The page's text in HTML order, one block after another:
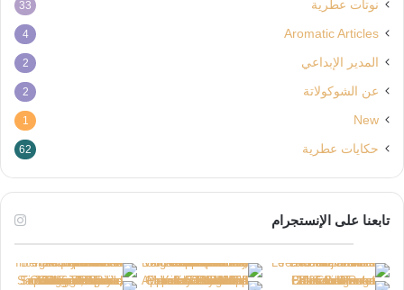
نوتات عطرية 33
Aromatic Articles
4
المدير الإبداعي 2
عن الشوكولاتة 2
New
1
حكايات عطرية 62
تابعنا على الإنستجرام